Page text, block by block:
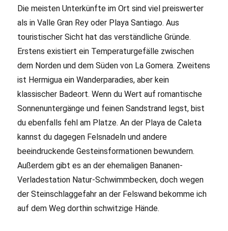
Die meisten Unterkünfte im Ort sind viel preiswerter
als in Valle Gran Rey oder Playa Santiago. Aus
touristischer Sicht hat das verständliche Gründe.
Erstens existiert ein Temperaturgefälle zwischen
dem Norden und dem Süden von La Gomera. Zweitens
ist Hermigua ein Wanderparadies, aber kein
klassischer Badeort. Wenn du Wert auf romantische
Sonnenuntergänge und feinen Sandstrand legst, bist
du ebenfalls fehl am Platze. An der Playa de Caleta
kannst du dagegen Felsnadeln und andere
beeindruckende Gesteinsformationen bewundern.
Außerdem gibt es an der ehemaligen Bananen-
Verladestation Natur-Schwimmbecken, doch wegen
der Steinschlaggefahr an der Felswand bekomme ich
auf dem Weg dorthin schwitzige Hände.